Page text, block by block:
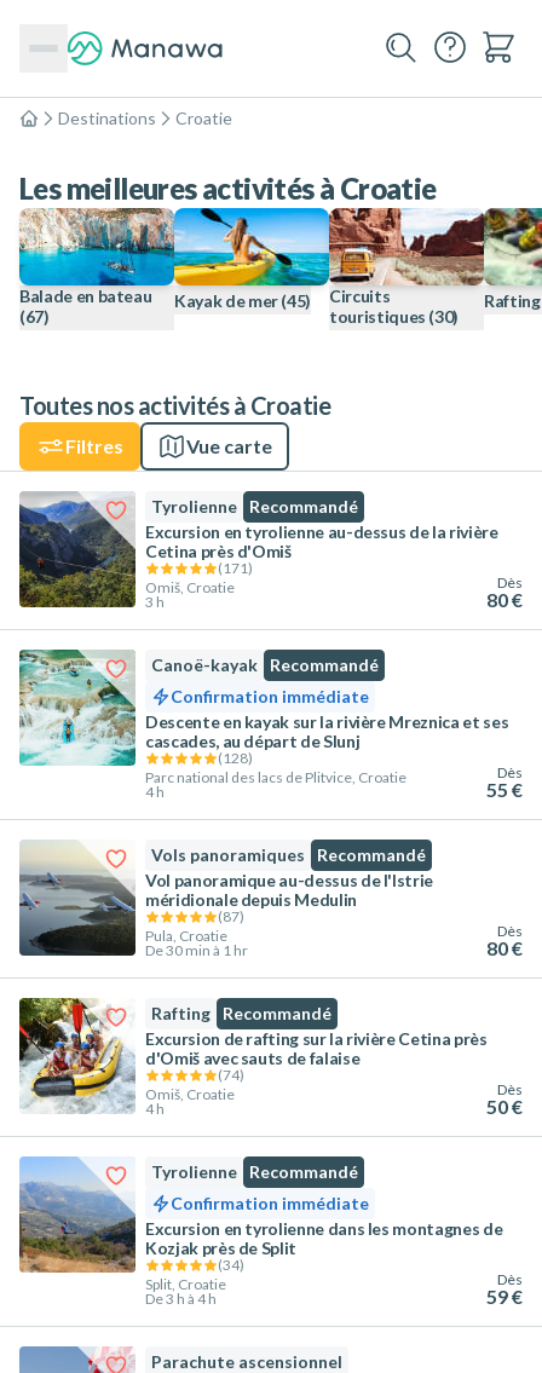
Accueil
Destinations Croatie
Les meilleures activités à Croatie
Balade en bateau
(67)
Kayak de mer(45)
Circuits
touristiques (30)
Rafting
Toutes nos activités à Croatie
Filtres Vue carte
Tyrolienne
Recommandé
Excursion en tyrolienne au-dessus de la rivière
Cetina près d'Omiš
(171)
Omiš, Croatie
3 h
Dès
80 €
Canoë-kayak
Recommandé
Confirmation immédiate
Descente en kayak sur la rivière Mreznica et ses
cascades, au départ de Slunj
(128)
Parc national des lacs de Plitvice, Croatie
4 h
Dès
55 €
Vols panoramiques
Recommandé
Vol panoramique au-dessus de l'Istrie
méridionale depuis Medulin
(87)
Pula, Croatie
De 30 min à 1 hr
Dès
80 €
Rafting
Recommandé
Excursion de rafting sur la rivière Cetina près
d'Omiš avec sauts de falaise
(74)
Omiš, Croatie
4 h
Dès
50 €
Tyrolienne
Recommandé
Confirmation immédiate
Excursion en tyrolienne dans les montagnes de
Kozjak près de Split
(34)
Split, Croatie
De 3 h à 4 h
Dès
59 €
Parachute ascensionnel